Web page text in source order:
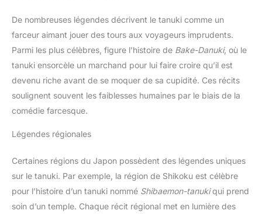
De nombreuses légendes décrivent le tanuki comme un
farceur aimant jouer des tours aux voyageurs imprudents.
Parmi les plus célèbres, figure l’histoire de Bake-Danuki, où le
tanuki ensorcèle un marchand pour lui faire croire qu’il est
devenu riche avant de se moquer de sa cupidité. Ces récits
soulignent souvent les faiblesses humaines par le biais de la
comédie farcesque.
Légendes régionales
Certaines régions du Japon possèdent des légendes uniques
sur le tanuki. Par exemple, la région de Shikoku est célèbre
pour l’histoire d’un tanuki nommé Shibaemon-tanukiqui prend
soin d’un temple. Chaque récit régional met en lumière des